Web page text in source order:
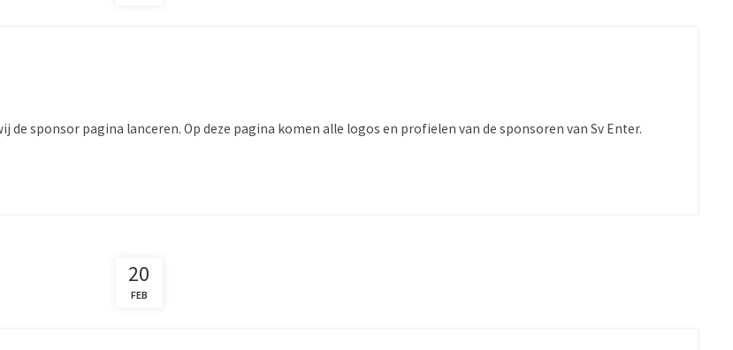
sponsor pagina lanceren. Op deze pagina komen alle logos en profielen van de sponsoren van Sv Enter.
20
FEB